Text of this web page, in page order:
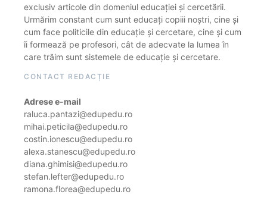
exclusiv articole din domeniul educației și cercetării.
Urmărim constant cum sunt educați copiii noștri, cine și
cum face politicile din educație și cercetare, cine și cum
îi formează pe profesori, cât de adecvate la lumea în
care trăim sunt sistemele de educație și cercetare.
CONTACT REDACȚIE
Adrese e-mail
raluca.pantazi@edupedu.ro
mihai.peticila@edupedu.ro
costin.ionescu@edupedu.ro
alexa.stanescu@edupedu.ro
diana.ghimisi@edupedu.ro
stefan.lefter@edupedu.ro
ramona.florea@edupedu.ro